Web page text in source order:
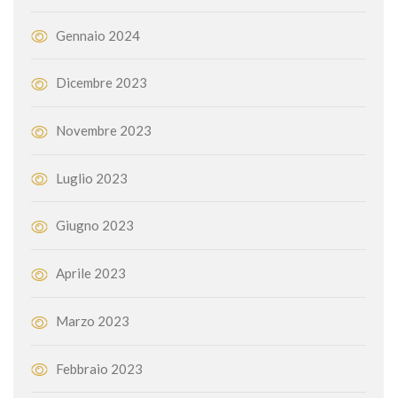
Gennaio 2024
Dicembre 2023
Novembre 2023
Luglio 2023
Giugno 2023
Aprile 2023
Marzo 2023
Febbraio 2023